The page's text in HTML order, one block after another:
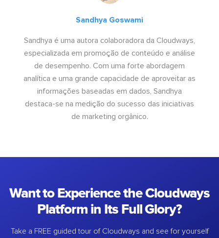
Sandhya Goswami
Sandhya é uma autora colaboradora da Cloudways,
especializada em promoção de conteúdo e análise
de desempenho. Com uma forte abordagem
analítica e uma grande capacidade de aproveitar as
informações baseadas em dados, Sandhya
destaca-se na medição do sucesso das iniciativas
de marketing orgânico.
Want to Experience the Cloudways
Platform in Its Full Glory?
Take a FREE guided tour of Cloudways and see for yourself